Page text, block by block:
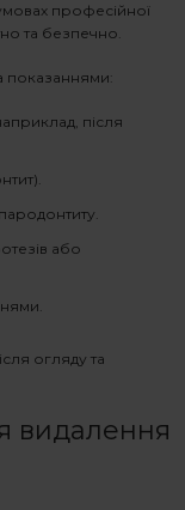
професійної
та безпечно.
показаннями:
після
або
огляду та
видалення